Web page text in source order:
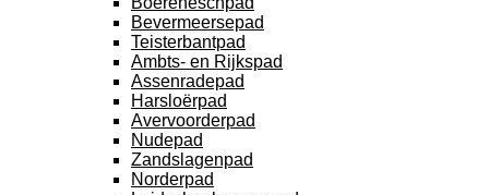
Bevermeersepad
Teisterbantpad
Ambts- en Rijkspad
Assenradepad
Harsloërpad
Avervoorderpad
Nudepad
Zandslagenpad
Norderpad